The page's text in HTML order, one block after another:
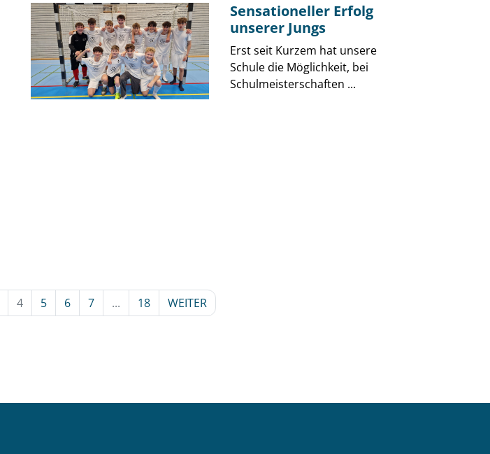
Sensationeller Erfolg
unserer Jungs
Erst seit Kurzem hat unsere
Schule die Möglichkeit, bei
Schulmeisterschaften ...
4 5 6 7 ... 18 WEITER